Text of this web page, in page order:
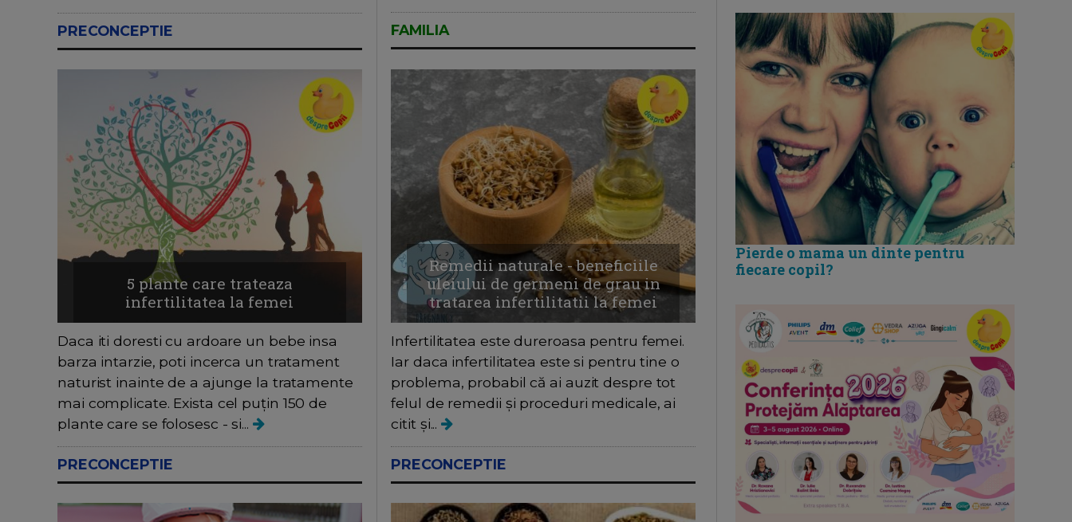
PRECONCEPTIE FAMILIA
5 plante care trateaza
infertilitatea la femei
Daca iti doresti cu ardoare un bebe insa
barza intarzie, poti incerca un tratament
naturist inainte de a ajunge la tratamente
mai complicate. Exista cel puţin 150 de
plante care se folosesc - si...
PRECONCEPTIE
Remedii naturale - beneficiile
uleiului de germeni de grau in
tratarea infertilitatii la femei
Infertilitatea este dureroasa pentru femei.
Iar daca infertilitatea este si pentru tine o
problema, probabil că ai auzit despre tot
felul de remedii și proceduri medicale, ai
citit și...
PRECONCEPTIE
Pierde o mama un dinte pentru
fiecare copil?